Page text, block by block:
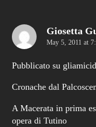
Giosetta
May 5, 2011 at
Pubblicato su
Cronache dal
A Macerata in prima
opera di Tutino